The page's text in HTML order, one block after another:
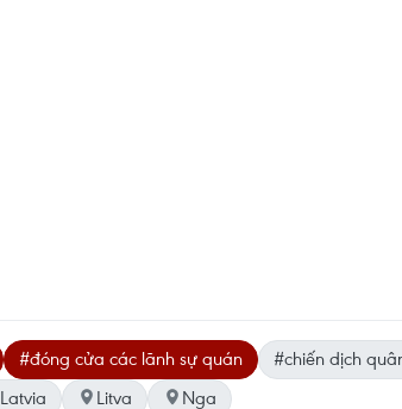
#đóng cửa các lãnh sự quán
#chiến dịch
Latvia Litva Nga